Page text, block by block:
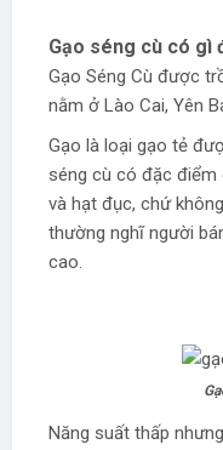
Gạo séng cù có gì
Gạo Séng Cù được
nằm ở Lào Cai, Yên
Gạo là loại gạo tẻ
séng cù có đặc điểm
và hạt đục, chứ
thường nghĩ người
cao.
Năng suất thấp